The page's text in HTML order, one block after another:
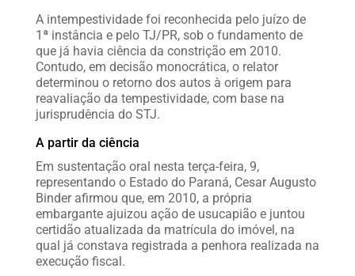
A intempestividade foi reconhecida pelo juízo de
1ª instância e pelo TJ/PR, sob o fundamento de
que já havia ciência da constrição em 2010.
Contudo, em decisão monocrática, o relator
determinou o retorno dos autos à origem para
reavaliação da tempestividade, com base na
jurisprudência do STJ.
A partir da ciência
Em sustentação oral nesta terça-feira, 9,
representando o Estado do Paraná, Cesar Augusto
Binder afirmou que, em 2010, a própria
embargante ajuizou ação de usucapião e juntou
certidão atualizada da matrícula do imóvel, na
qual já constava registrada a penhora realizada na
execução fiscal.